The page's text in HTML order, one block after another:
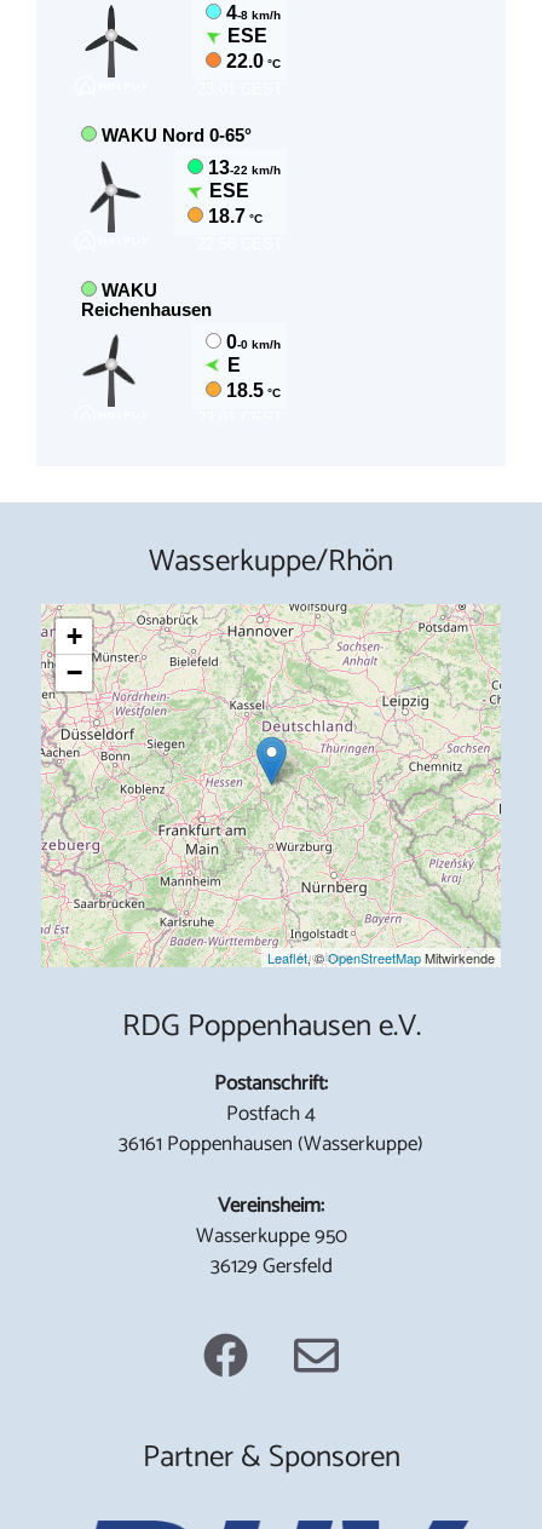
Wasserkuppe/Rhön
+
−
Leaflet, ©OpenStreetMapMitwirkende
RDG Poppenhausen e.V.
Postanschrift:
Postfach 4
36161 Poppenhausen (Wasserkuppe)
Vereinsheim:
Wasserkuppe 950
36129 Gersfeld
Partner & Sponsoren